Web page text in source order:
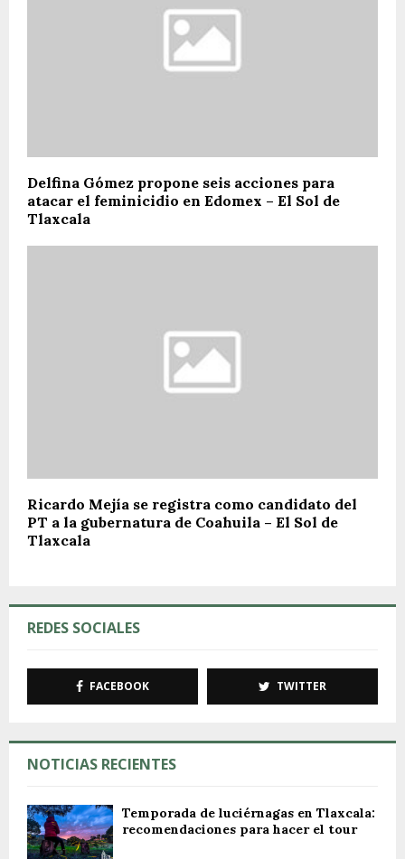
Delfina Gómez propone seis acciones para
atacar el feminicidio en Edomex – El Sol de
Tlaxcala
Ricardo Mejía se registra como candidato del
PT a la gubernatura de Coahuila – El Sol de
Tlaxcala
REDES SOCIALES
FACEBOOK TWITTER
NOTICIAS RECIENTES
Temporada de luciérnagas en Tlaxcala:
recomendaciones para hacer el tour